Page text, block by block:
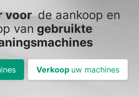
voorde aankoop en
van gebruikte
Verkoop uw machines